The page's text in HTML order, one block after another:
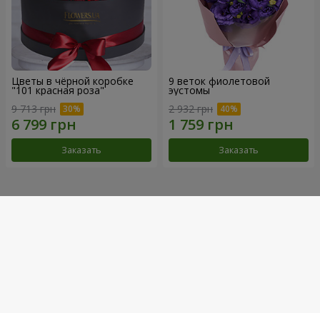
Цветы в чёрной коробке
"101 красная роза"
9 713 грн
Заказать
9 веток фиолетовой
эустомы
2 932 грн
Заказать